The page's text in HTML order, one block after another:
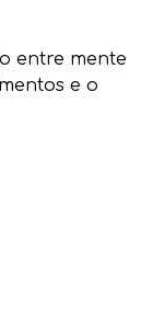
entre mente
e o